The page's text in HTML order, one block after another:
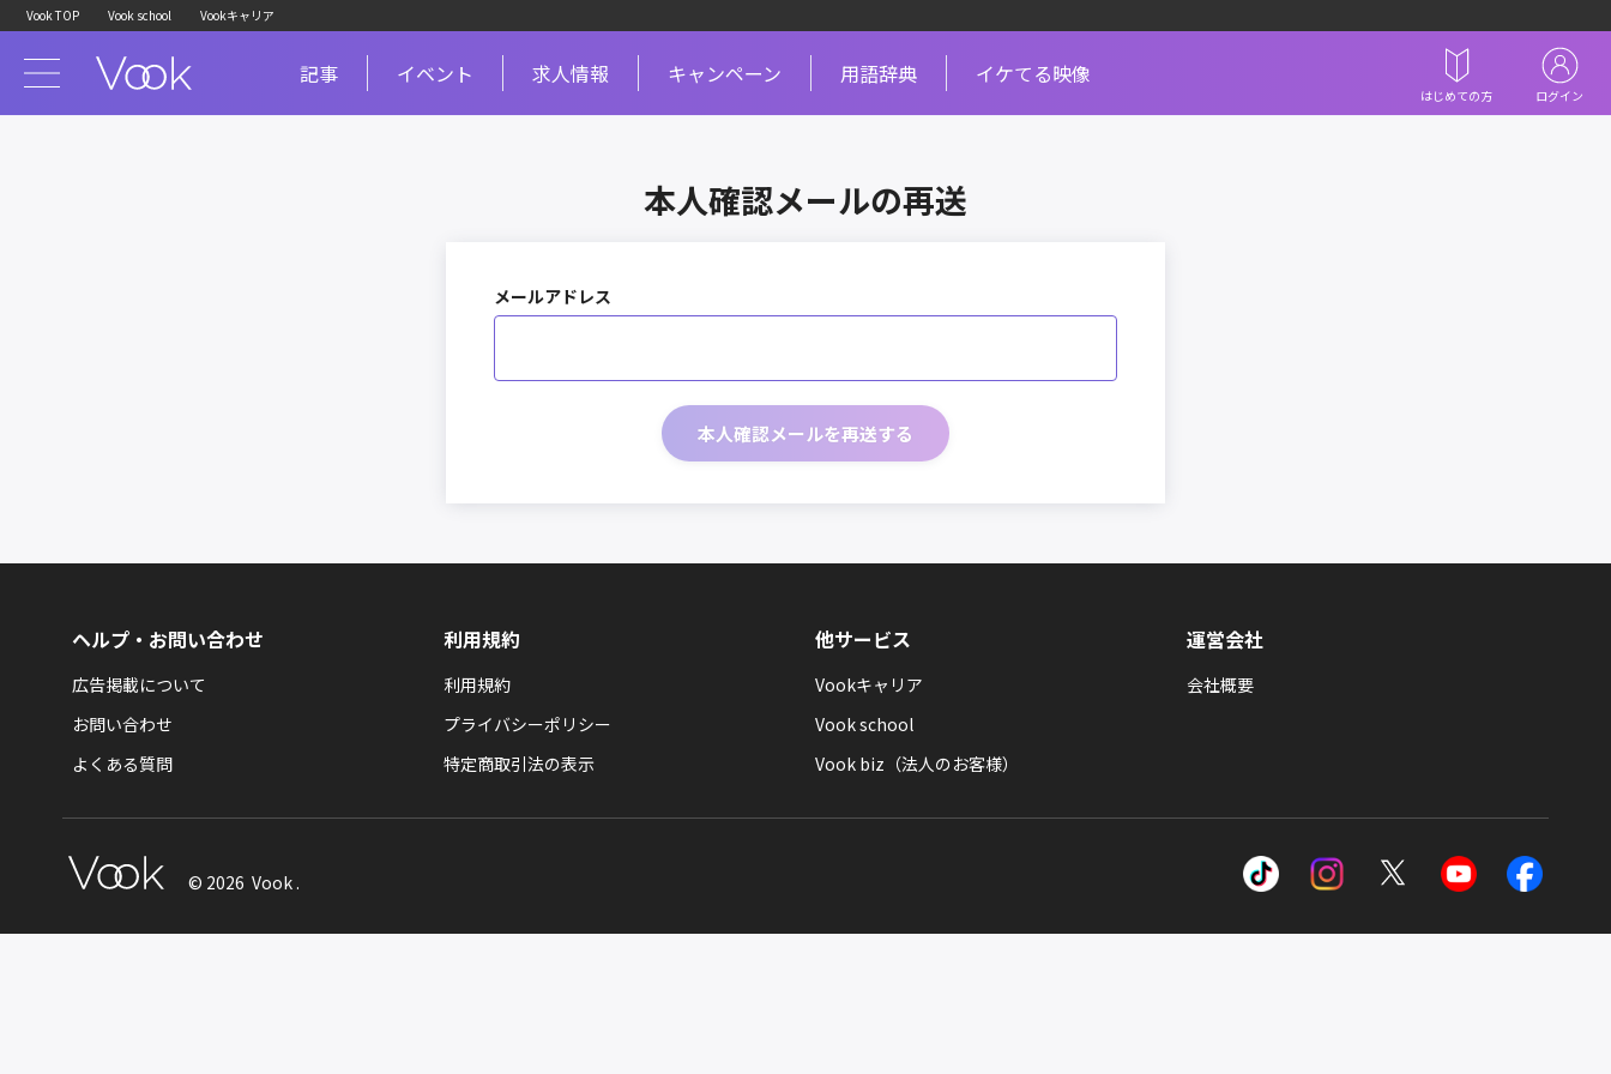
Vook TOP Vook school Vookキャリア
記事 イベント 求人情報 キャンペーン 用語辞典 イケてる映像
はじめての方 ログイン
本人確認メールの再送
メールアドレス
ヘルプ・お問い合わせ
広告掲載について
お問い合わせ
よくある質問
利用規約
利用規約
プライバシーポリシー
特定商取引法の表示
他サービス
Vookキャリア
Vook school
Vook biz（法人のお客様）
運営会社
会社概要
© 2026 Vook .